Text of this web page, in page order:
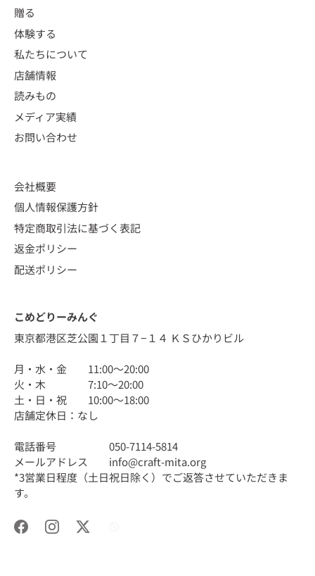
贈る
体験する
私たちについて
店舗情報
読みもの
メディア実績
お問い合わせ
会社概要
個人情報保護方針
特定商取引法に基づく表記
返金ポリシー
配送ポリシー
こめどりーみんぐ
東京都港区芝公園１丁目７−１４ ＫＳひかりビル
月・水・金 11:00〜20:00
火・木 7:10〜20:00
土・日・祝 10:00〜18:00
店舗定休日：なし
電話番号 050-7114-5814
メールアドレス info@craft-mita.org
*3営業日程度（土日祝日除く）でご返答させていただきま
す。